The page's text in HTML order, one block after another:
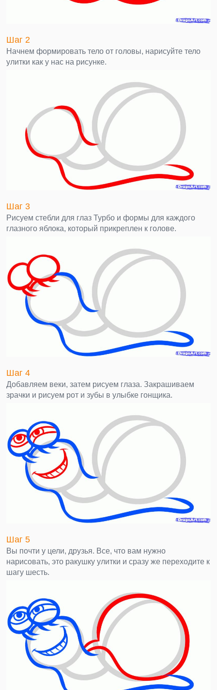
Шаг 2
Начнем формировать тело от головы, нарисуйте тело
улитки как у нас на рисунке.
Шаг 3
Рисуем стебли для глаз Турбо и формы для каждого
глазного яблока, который прикреплен к голове.
Шаг 4
Добавляем веки, затем рисуем глаза. Закрашиваем
зрачки и рисуем рот и зубы в улыбке гонщика.
Шаг 5
Вы почти у цели, друзья. Все, что вам нужно
нарисовать, это ракушку улитки и сразу же переходите к
шагу шесть.